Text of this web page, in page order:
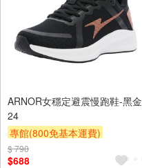
ARNOR女穩定避震慢跑鞋-黑金
24
專館(800免基本運費)
滿額9折
$ 790
$688